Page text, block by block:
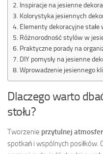
Inspiracje na jesienne
Kolorystyka jesiennych
Elementy dekoracyjne stałe
Różnorodność stylów w
Praktyczne porady na
DIY pomysły na jesienne
Wprowadzenie jesiennego
Dlaczego warto
stołu?
Tworzenie przytulnej
spotkań i wspólnych posiłków.